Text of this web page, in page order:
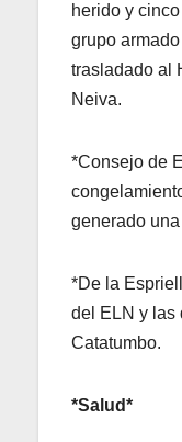
herido y
grupo
trasladado al
Neiva.
*Consejo de
generado
*De la
del ELN y las
Catatumbo.
*Salud*